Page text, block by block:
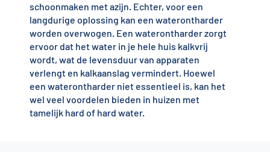
schoonmaken met azijn. Echter, voor een
langdurige oplossing kan een waterontharder
worden overwogen. Een waterontharder zorgt
ervoor dat het water in je hele huis kalkvrij
wordt, wat de levensduur van apparaten
verlengt en kalkaanslag vermindert. Hoewel
een waterontharder niet essentieel is, kan het
wel veel voordelen bieden in huizen met
tamelijk hard of hard water.